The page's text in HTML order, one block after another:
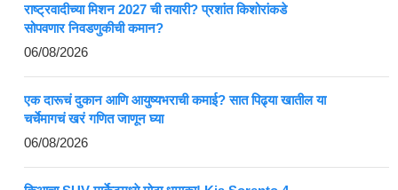
राष्ट्रवादीच्या मिशन 2027 ची तयारी? प्रशांत किशोरांकडे
सोपवणार निवडणुकीची कमान?
06/08/2026
एक दारूचं दुकान आणि आयुष्यभराची कमाई? सात पिढ्या खातील या
चर्चेमागचं खरं गणित जाणून घ्या
06/08/2026